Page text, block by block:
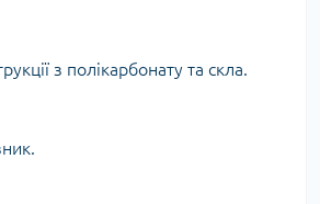
з полікарбонату та скла.